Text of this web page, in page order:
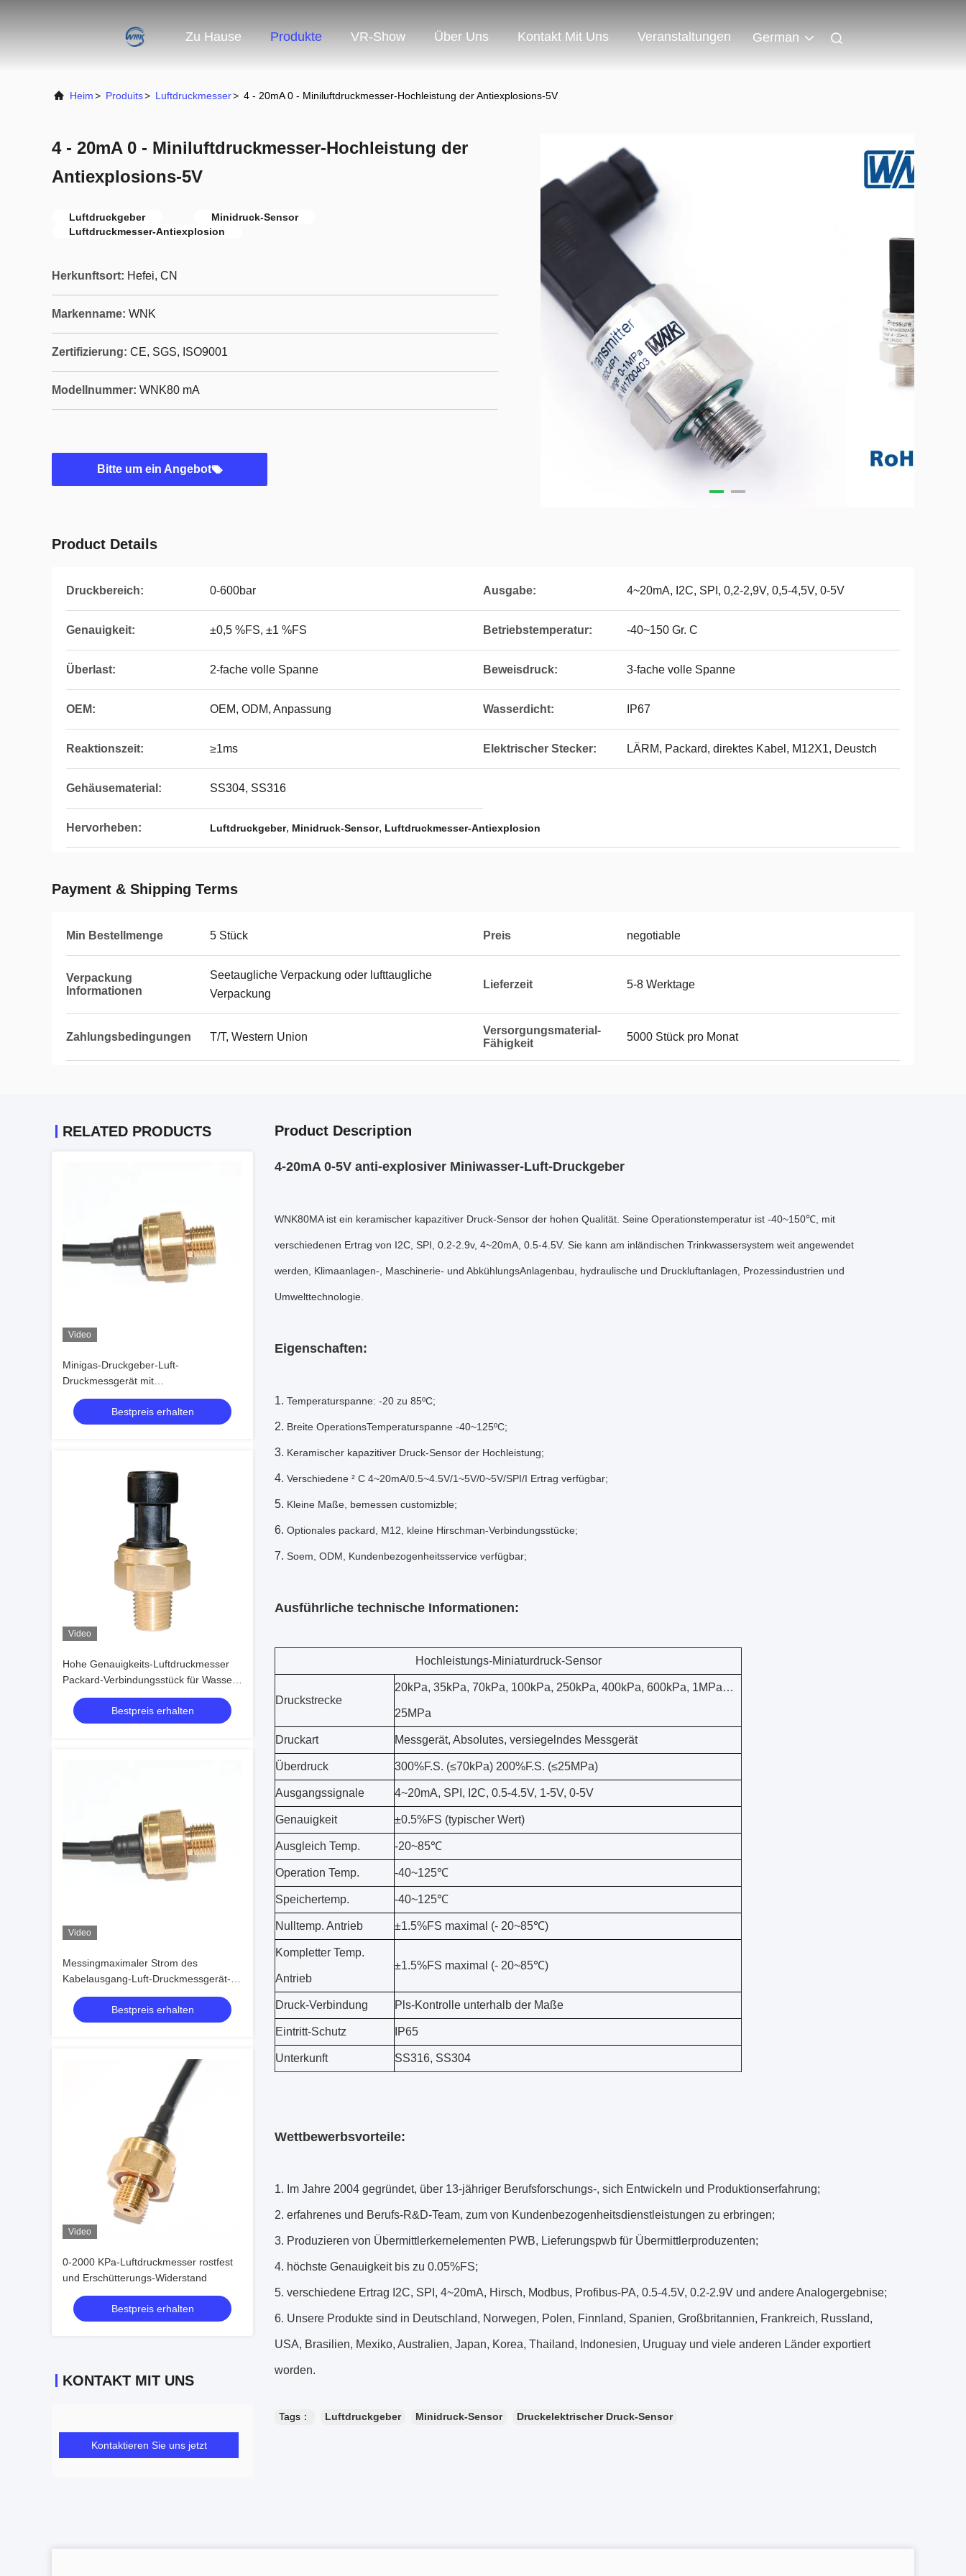
Zu Hause Produkte VR-Show Über Uns Kontakt Mit Uns Veranstaltungen German
Heim> Produits> Luftdruckmesser> 4 - 20mA 0 - Miniluftdruckmesser-Hochleistung der Antiexplosions-5V
4 - 20mA 0 - Miniluftdruckmesser-Hochleistung der
Antiexplosions-5V
Luftdruckgeber
Minidruck-Sensor
Luftdruckmesser-Antiexplosion
Herkunftsort: Hefei, CN
Markenname: WNK
Zertifizierung: CE, SGS, ISO9001
Modellnummer: WNK80 mA
Bitte um ein Angebot
Product Details
Druckbereich: 0-600bar Ausgabe: 4~20mA, I2C, SPI, 0,2-2,9V, 0,5-4,5V, 0-5V
Genauigkeit: ±0,5 %FS, ±1 %FS Betriebstemperatur: -40~150 Gr. C
Überlast: 2-fache volle Spanne Beweisdruck: 3-fache volle Spanne
OEM: OEM, ODM, Anpassung Wasserdicht: IP67
Reaktionszeit: ≥1ms Elektrischer Stecker: LÄRM, Packard, direktes Kabel, M12X1, Deustch
Gehäusematerial: SS304, SS316
Hervorheben: Luftdruckgeber, Minidruck-Sensor, Luftdruckmesser-Antiexplosion
Payment & Shipping Terms
Min Bestellmenge 5 Stück Preis negotiable
Verpackung
Informationen
Seetaugliche Verpackung oder lufttaugliche
Verpackung
Lieferzeit 5-8 Werktage
Zahlungsbedingungen T/T, Western Union
Versorgungsmaterial-
Fähigkeit
5000 Stück pro Monat
RELATED PRODUCTS
Video
Minigas-Druckgeber-Luft-
Druckmessgerät mit
kundengebundener elektrischer
VerbindungBestpreis erhalten
Video
Hohe Genauigkeits-Luftdruckmesser
Packard-Verbindungsstück für Wasser-
Behälter
Bestpreis erhalten
Video
Messingmaximaler Strom des
Kabelausgang-Luft-Druckmessgerät-
Sensor-15mA
Bestpreis erhalten
Video
0-2000 KPa-Luftdruckmesser rostfest
und Erschütterungs-Widerstand
Bestpreis erhalten
KONTAKT MIT UNS
Kontaktieren Sie uns jetzt
Product Description
4-20mA 0-5V anti-explosiver Miniwasser-Luft-Druckgeber
WNK80MA ist ein keramischer kapazitiver Druck-Sensor der hohen Qualität. Seine Operationstemperatur ist -40~150℃, mit
verschiedenen Ertrag von I2C, SPI, 0.2-2.9v, 4~20mA, 0.5-4.5V. Sie kann am inländischen Trinkwassersystem weit angewendet
werden, Klimaanlagen-, Maschinerie- und AbkühlungsAnlagenbau, hydraulische und Druckluftanlagen, Prozessindustrien und
Umwelttechnologie.
Eigenschaften:
1. Temperaturspanne: -20 zu 85ºC;
2. Breite OperationsTemperaturspanne -40~125ºC;
3. Keramischer kapazitiver Druck-Sensor der Hochleistung;
4. Verschiedene ² C 4~20mA/0.5~4.5V/1~5V/0~5V/SPI/I Ertrag verfügbar;
5. Kleine Maße, bemessen customizble;
6. Optionales packard, M12, kleine Hirschman-Verbindungsstücke;
7. Soem, ODM, Kundenbezogenheitsservice verfügbar;
Ausführliche technische Informationen:
Hochleistungs-Miniaturdruck-Sensor
Druckstrecke
20kPa, 35kPa, 70kPa, 100kPa, 250kPa, 400kPa, 600kPa, 1MPa…
25MPa
Druckart Messgerät, Absolutes, versiegelndes Messgerät
Überdruck 300%F.S. (≤70kPa) 200%F.S. (≤25MPa)
Ausgangssignale 4~20mA, SPI, I2C, 0.5-4.5V, 1-5V, 0-5V
Genauigkeit ±0.5%FS (typischer Wert)
Ausgleich Temp. -20~85℃
Operation Temp. -40~125℃
Speichertemp. -40~125℃
Nulltemp. Antrieb ±1.5%FS maximal (- 20~85℃)
Kompletter Temp.
Antrieb
±1.5%FS maximal (- 20~85℃)
Druck-Verbindung Pls-Kontrolle unterhalb der Maße
Eintritt-Schutz IP65
Unterkunft SS316, SS304
Wettbewerbsvorteile:
1. Im Jahre 2004 gegründet, über 13-jähriger Berufsforschungs-, sich Entwickeln und Produktionserfahrung;
2. erfahrenes und Berufs-R&D-Team, zum von Kundenbezogenheitsdienstleistungen zu erbringen;
3. Produzieren von Übermittlerkernelementen PWB, Lieferungspwb für Übermittlerproduzenten;
4. höchste Genauigkeit bis zu 0.05%FS;
5. verschiedene Ertrag I2C, SPI, 4~20mA, Hirsch, Modbus, Profibus-PA, 0.5-4.5V, 0.2-2.9V und andere Analogergebnise;
6. Unsere Produkte sind in Deutschland, Norwegen, Polen, Finnland, Spanien, Großbritannien, Frankreich, Russland,
USA, Brasilien, Mexiko, Australien, Japan, Korea, Thailand, Indonesien, Uruguay und viele anderen Länder exportiert
worden.
Tags： Luftdruckgeber Minidruck-Sensor Druckelektrischer Druck-Sensor